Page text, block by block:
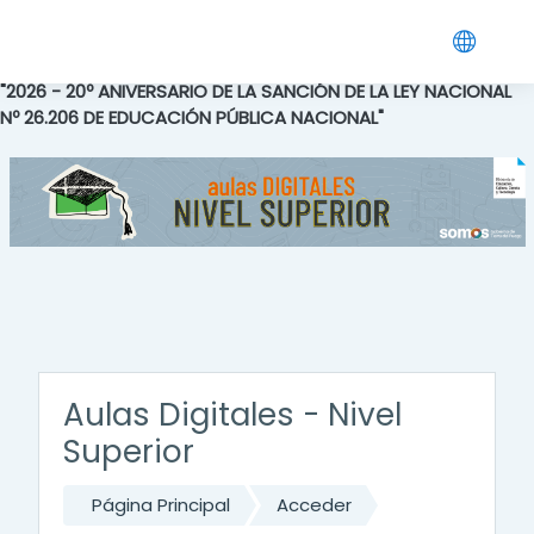
"2026 - 20º ANIVERSARIO DE LA SANCIÓN DE LA LEY NACIONAL
Nº 26.206 DE EDUCACIÓN PÚBLICA NACIONAL"
Aulas Digitales - Nivel
Superior
Página Principal Acceder